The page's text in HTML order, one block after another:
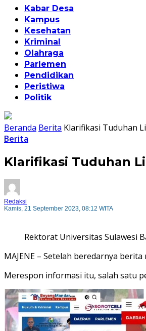
Kabar Desa
Kampus
Kesehatan
Kriminal
Olahraga
Parlemen
Pendidikan
Peristiwa
Politik
Beranda Berita Klarifikasi Tuduhan
Berita
Klarifikasi Tuduhan
Redaksi
Kamis, 21 September 2023, 08:12 WITA
Rektorat Universitas Sulawesi
MAJENE – Setelah beredarnya
Merespon informasi itu, salah satu